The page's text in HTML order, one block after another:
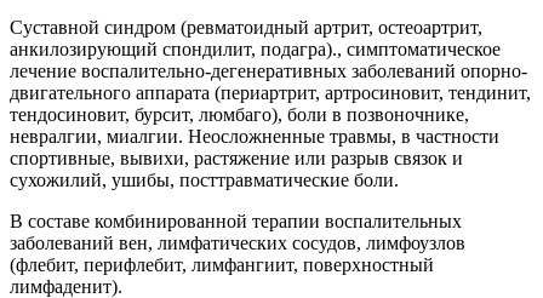
Суставной синдром (ревматоидный артрит, остеоартрит,
анкилозирующий спондилит, подагра)., симптоматическое
лечение воспалительно-дегенеративных заболеваний опорно-
двигательного аппарата (периартрит, артросиновит, тендинит,
тендосиновит, бурсит, люмбаго), боли в позвоночнике,
невралгии, миалгии. Неосложненные травмы, в частности
спортивные, вывихи, растяжение или разрыв связок и
сухожилий, ушибы, посттравматические боли.
В составе комбинированной терапии воспалительных
заболеваний вен, лимфатических сосудов, лимфоузлов
(флебит, перифлебит, лимфангиит, поверхностный
лимфаденит).